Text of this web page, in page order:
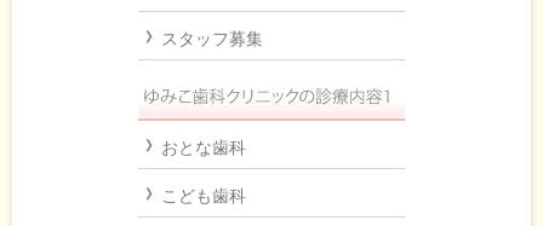
スタッフ募集
おとな歯科
こども歯科